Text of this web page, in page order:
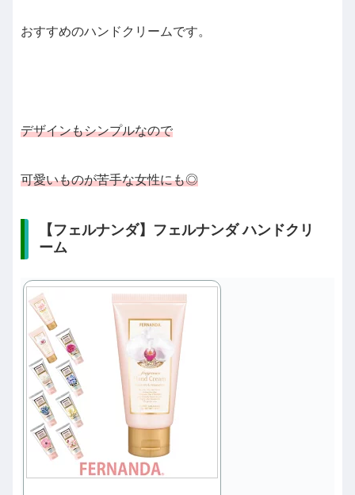
おすすめのハンドクリームです。
デザインもシンプルなので
可愛いものが苦手な女性にも◎
【フェルナンダ】フェルナンダ ハンドクリ
ーム